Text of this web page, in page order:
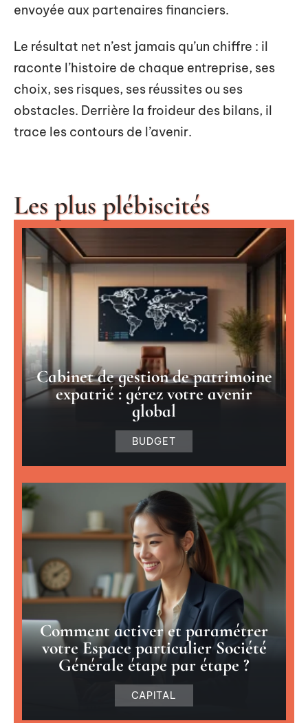
envoyée aux partenaires financiers.
Le résultat net n’est jamais qu’un chiffre : il
raconte l’histoire de chaque entreprise, ses
choix, ses risques, ses réussites ou ses
obstacles. Derrière la froideur des bilans, il
trace les contours de l’avenir.
Les plus plébiscités
Cabinet de gestion de patrimoine
expatrié : gérez votre avenir
global
BUDGET
Comment activer et paramétrer
votre Espace particulier Société
Générale étape par étape ?
CAPITAL